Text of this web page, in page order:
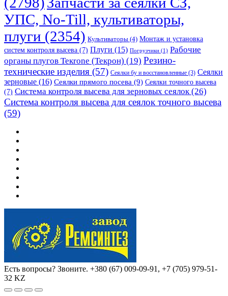
УПС, No-Till, культиваторы,
плуги (2354) Культиваторы (4) Монтаж и установка
систем контроля высева (7) Плуги (15) Погрузчики (1) Рабочие
органы плугов Текrоne (Текрон) (19) Резино-
технические изделия (57) Сеялки бу и восстановленные (3) Сеялки
зерновые (16) Сеялки прямого посева (9) Сеялки точного высева
(7) Система контроля высева для зерновых сеялок (26)
Система контроля высева для сеялок точного высева
(59)
Есть вопросы? Звоните. +380 (67) 009-09-91, +7 (705) 979-51-
32 KZ